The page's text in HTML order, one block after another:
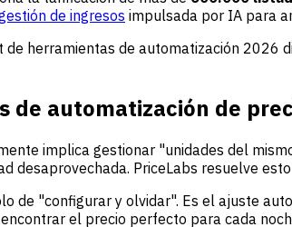
de ingresos impulsada por IA para
herramientas de automatización 2026
de automatización de
implica gestionar "unidades del
desaprovechada. PriceLabs resuelve
de "configurar y olvidar". Es el ajuste
el precio perfecto para cada